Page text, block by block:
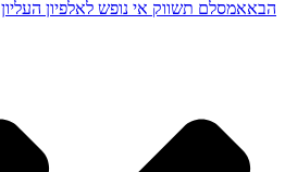
הבאאמסלם תשווק אי נופש לאלפיון העליון